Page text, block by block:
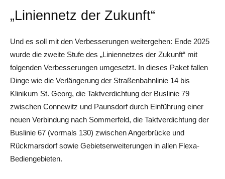
„Liniennetz der Zukunft“
Und es soll mit den Verbesserungen weitergehen: Ende 2025
wurde die zweite Stufe des „Liniennetzes der Zukunft“ mit
folgenden Verbesserungen umgesetzt. In dieses Paket fallen
Dinge wie die Verlängerung der Straßenbahnlinie 14 bis
Klinikum St. Georg, die Taktverdichtung der Buslinie 79
zwischen Connewitz und Paunsdorf durch Einführung einer
neuen Verbindung nach Sommerfeld, die Taktverdichtung der
Buslinie 67 (vormals 130) zwischen Angerbrücke und
Rückmarsdorf sowie Gebietserweiterungen in allen Flexa-
Bediengebieten.